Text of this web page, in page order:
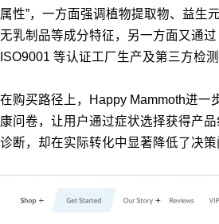
属性”，一方面强调植物提取物、益生
无乳制品等成分特征，另一方面又通
ISO9001 等认证工厂生产及第三方检
在购买路径上，Happy Mammoth进一
康问卷，让用户通过症状选择获得产
诊断，却在实际转化中显著降低了决策